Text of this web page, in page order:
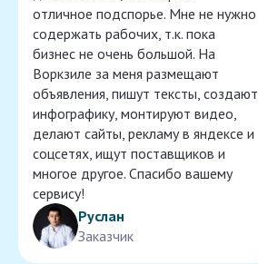
отличное подспорье. Мне не нужно
содержать рабочих, т.к. пока
бизнес не очень большой. На
Воркзиле за меня размещают
объявления, пишут тексты, создают
инфографику, монтируют видео,
делают сайты, рекламу в яндексе и
соцсетях, ищут поставщиков и
многое другое. Спасибо вашему
сервису!
Руслан
Заказчик